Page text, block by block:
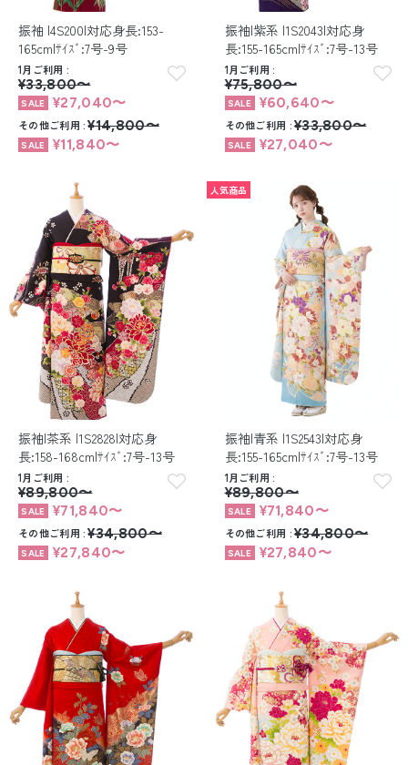
振袖 |4S200|対応身長:153-
165cm|ｻｲｽﾞ:7号-9号
1月ご利用
¥33,800〜
¥27,040〜
その他ご利用 ¥14,800〜
¥11,840〜
振袖|紫系 |1S2043|対応身
長:155-165cm|ｻｲｽﾞ:7号-13号
1月ご利用
¥75,800〜
¥60,640〜
その他ご利用
¥33,800〜
¥27,040〜
振袖|茶系 |1S2828|対応身
長:158-168cm|ｻｲｽﾞ:7号-13号
1月ご利用
¥89,800〜
¥71,840〜
その他ご利用 ¥34,800〜
¥27,840〜
人気商品
振袖|青系 |1S2543|対応身
長:155-165cm|ｻｲｽﾞ:7号-13号
1月ご利用
¥89,800〜
¥71,840〜
その他ご利用
¥34,800〜
¥27,840〜